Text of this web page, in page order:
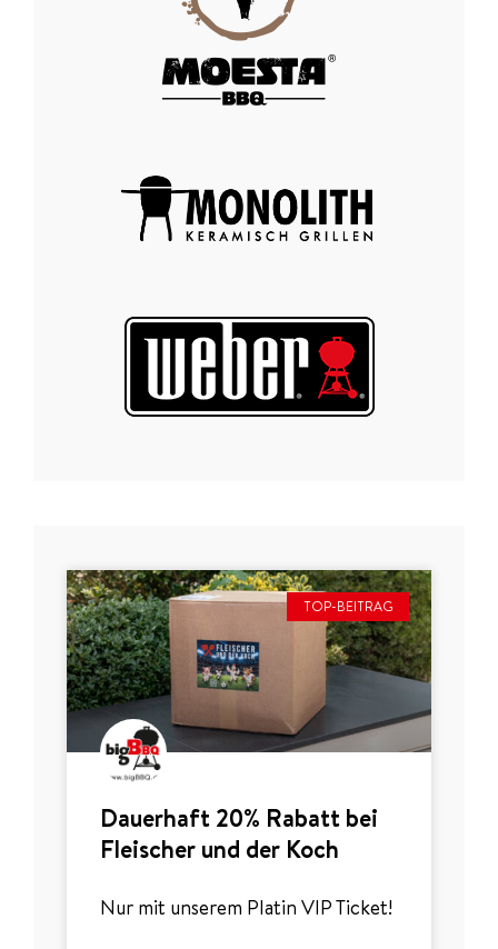
TOP-BEITRAG
Dauerhaft 20% Rabatt bei
Fleischer und der Koch
Nur mit unserem Platin VIP Ticket!